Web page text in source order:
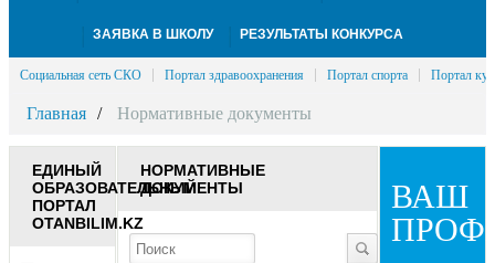
ЗАЯВКА В ШКОЛУ РЕЗУЛЬТАТЫ КОНКУРСА
Социальная сеть СКО Портал здравоохранения Портал спорта Портал
Главная Нормативные документы
ЕДИНЫЙ
ОБРАЗОВАТЕЛЬНЫЙ
ПОРТАЛ
OTANBILIM.KZ
ВАШ
НОРМАТИВНЫЕ
ДОКУМЕНТЫ